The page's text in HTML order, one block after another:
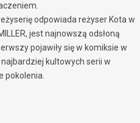
odpowiada reżyser Kota w
jest najnowszą odsłoną
pojawiły się w komiksie w
kultowych serii w
pokolenia.